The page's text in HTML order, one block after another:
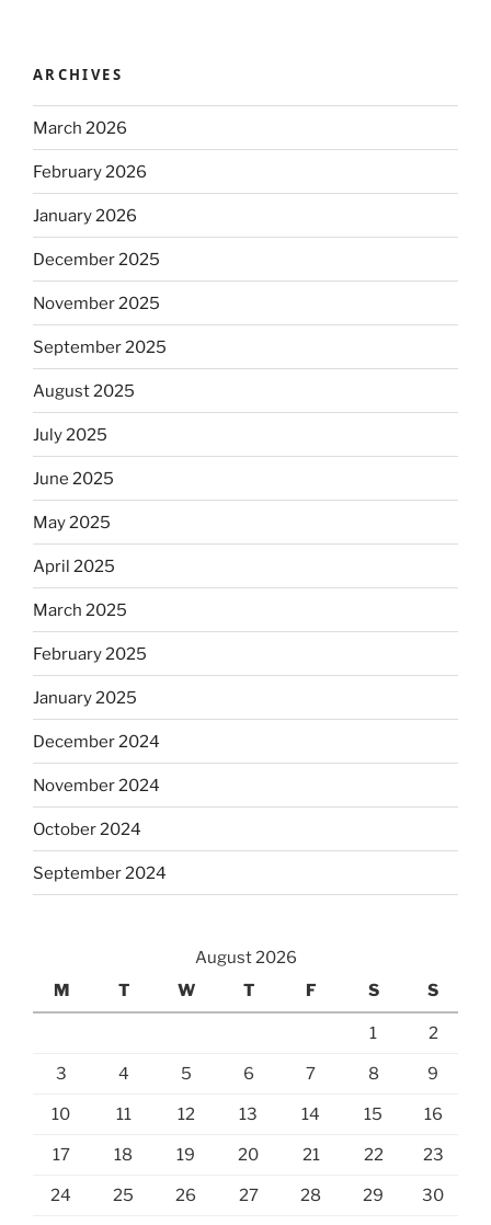
ARCHIVES
March 2026
February 2026
January 2026
December 2025
November 2025
September 2025
August 2025
July 2025
June 2025
May 2025
April 2025
March 2025
February 2025
January 2025
December 2024
November 2024
October 2024
September 2024
August 2026
M
T W T F S S
1 2
3 4 5 6 7 8 9
10 11 12 13 14 15 16
17 18 19 20 21 22 23
24 25 26 27 28 29 30